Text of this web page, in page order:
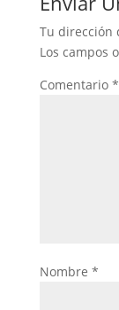
Tu dirección
Los campos
Comentario *
Nombre *